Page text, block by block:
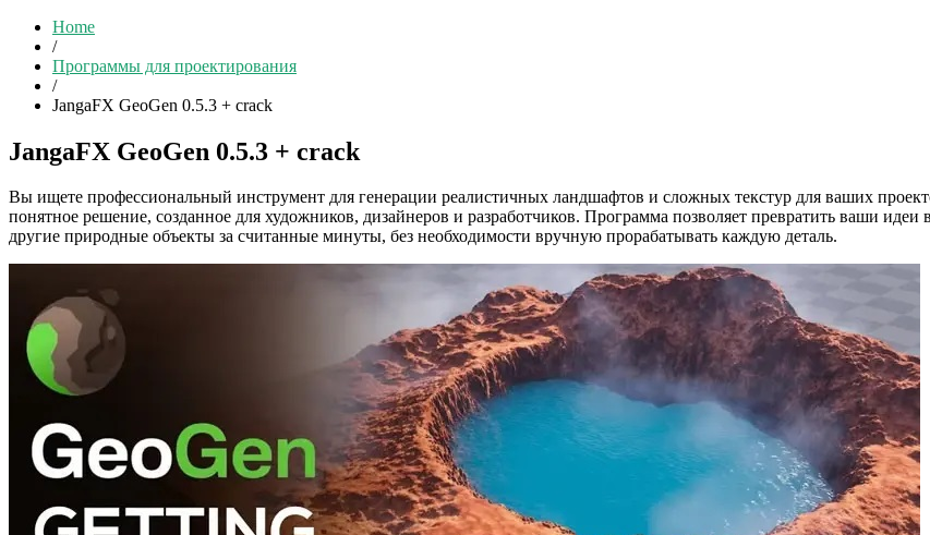
Home
/
Программы для проектирования
/
JangaFX GeoGen 0.5.3 + crack
JangaFX GeoGen 0.5.3 + crack
Вы ищете профессиональный инструмент для генерации реалистичных ландшафтов и сложных текстур для ваших
понятное решение, созданное для художников, дизайнеров и разработчиков. Программа позволяет превратить ваши
другие природные объекты за считанные минуты, без необходимости вручную прорабатывать каждую деталь.